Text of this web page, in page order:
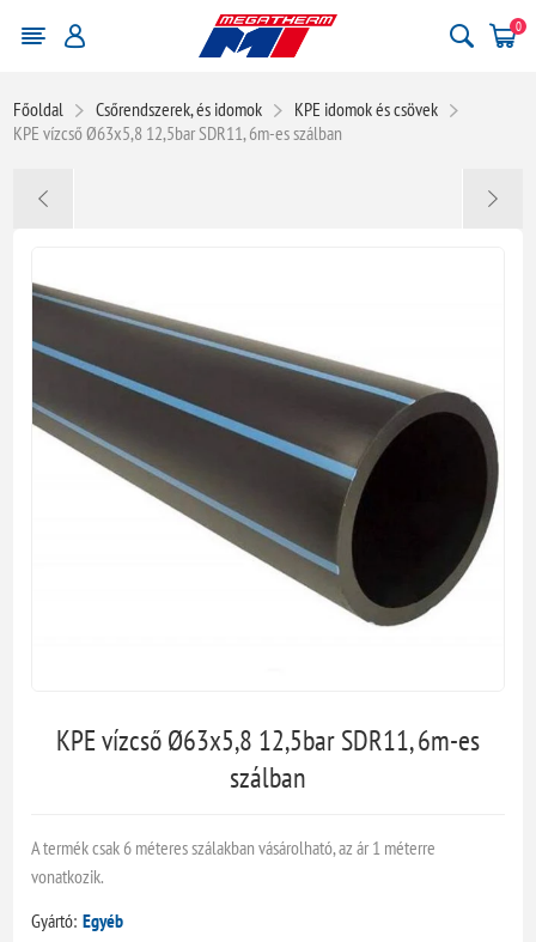
0
Főoldal Csőrendszerek, és idomok
KPE idomok és csövek
KPE vízcső Ø63x5,8 12,5bar SDR11, 6m-es szálban
KPE vízcső Ø63x5,8 12,5bar SDR11, 6m-es
szálban
A termék csak 6 méteres szálakban vásárolható, az ár 1 méterre
vonatkozik.
Gyártó: Egyéb